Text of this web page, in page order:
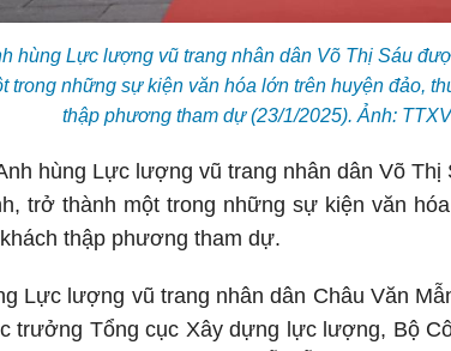
hùng Lực lượng vũ trang nhân dân Võ Thị Sáu
trong những sự kiện văn hóa lớn trên huyện đảo,
thập phương tham dự (23/1/2025). Ảnh:
hùng Lực lượng vũ trang nhân dân Võ
trở thành một trong những sự kiện văn
thập phương tham dự.
Lực lượng vũ trang nhân dân Châu Văn
trưởng Tổng cục Xây dựng lực lượng, Bộ